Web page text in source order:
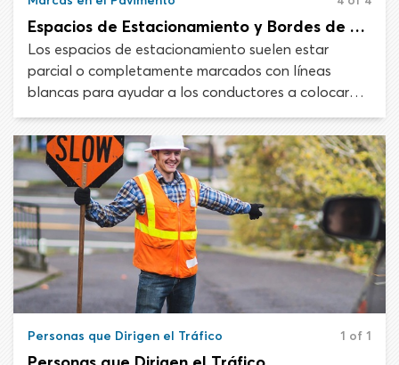
Espacios de Estacionamiento y Bordes de Acera Pintados
Los espacios de estacionamiento suelen estar
parcial o completamente marcados con líneas
blancas para ayudar a los conductores a colocar
sus vehículos. Las marcas permiten que la cantidad
máxima de vehículos entre en un área de parqueo
mientras garantizan que haya un lugar seguro para
cada uno.
Personas que Dirigen el Tráfico 1 of 1